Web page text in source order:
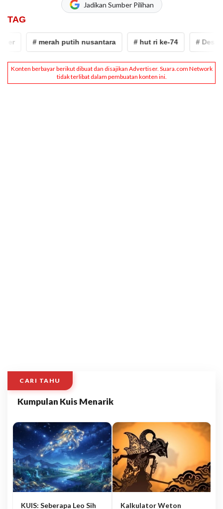
Jadikan Sumber Pilihan
TAG
# merah putih nusantara # hut ri ke-74 #
CARI TAHU
Kumpulan Kuis Menarik
KUIS: Seberapa Leo Sih
Kalkulator Weton